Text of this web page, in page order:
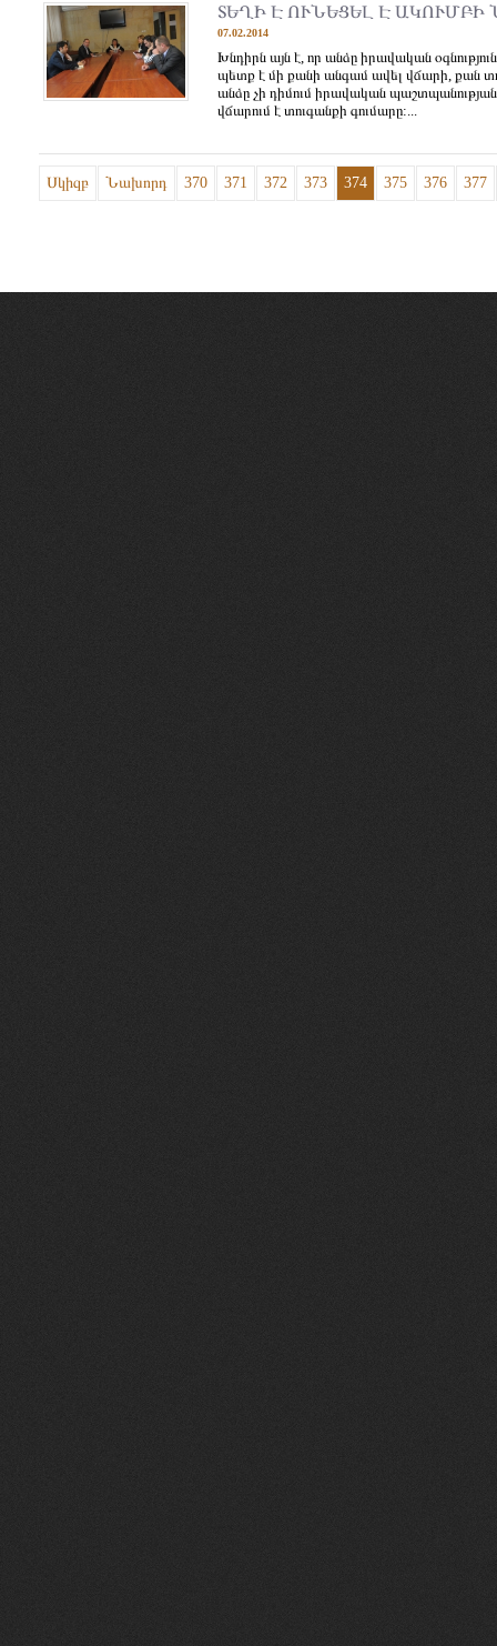
ՏԵՂԻ Է ՈՒՆԵՑԵԼ Է ԱԿՈՒՄԲԻ
07.02.2014
Խնդիրն այն է, որ անձը իրավական
պետք է մի քանի անգամ ավել վճարի, քան
անձը չի դիմում իրավական
վճարում է տուգանքի գումարը:...
Սկիզբ Նախորդ 370 371 372 373 374 375 376 377